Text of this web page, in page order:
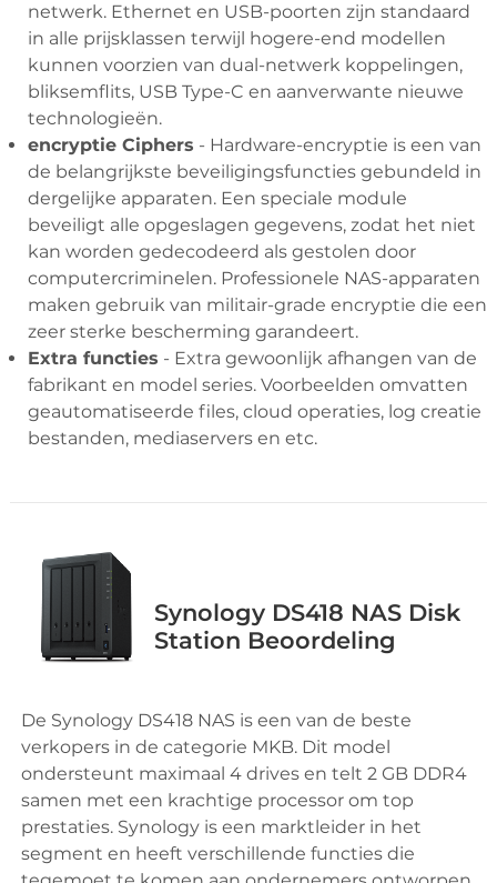
netwerk. Ethernet en USB-poorten zijn standaard
in alle prijsklassen terwijl hogere-end modellen
kunnen voorzien van dual-netwerk koppelingen,
bliksemflits, USB Type-C en aanverwante nieuwe
technologieën.
encryptie Ciphers - Hardware-encryptie is een van
de belangrijkste beveiligingsfuncties gebundeld in
dergelijke apparaten. Een speciale module
beveiligt alle opgeslagen gegevens, zodat het niet
kan worden gedecodeerd als gestolen door
computercriminelen. Professionele NAS-apparaten
maken gebruik van militair-grade encryptie die een
zeer sterke bescherming garandeert.
Extra functies - Extra gewoonlijk afhangen van de
fabrikant en model series. Voorbeelden omvatten
geautomatiseerde files, cloud operaties, log creatie
bestanden, mediaservers en etc.
Synology DS418 NAS Disk
Station Beoordeling
De Synology DS418 NAS is een van de beste
verkopers in de categorie MKB. Dit model
ondersteunt maximaal 4 drives en telt 2 GB DDR4
samen met een krachtige processor om top
prestaties. Synology is een marktleider in het
segment en heeft verschillende functies die